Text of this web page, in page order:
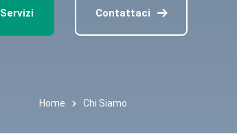
Servizi Contattaci
Home Chi Siamo